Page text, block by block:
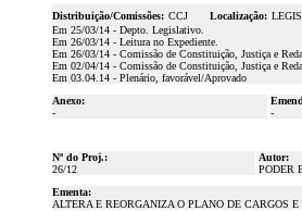
Distribuição/Comissões: CCJ Localização: LEGIS
Em 25/03/14 - Depto. Legislativo.
Em 26/03/14 - Leitura no Expediente.
Em 26/03/14 - Comissão de Constituição, Justiça e
Em 02/04/14 - Comissão de Constituição, Justiça e
Em 03.04.14 - Plenário, favorável/Aprovado
Anexo:
-
-
Nº do Proj.:
26/12
Autor:
PODER
Ementa:
ALTERA E REORGANIZA O PLANO DE CARGOS